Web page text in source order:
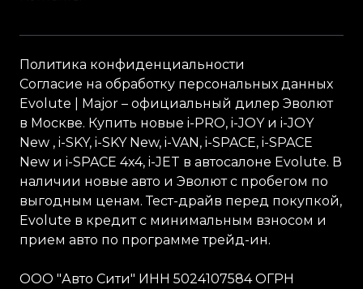
Политика конфиденциальности
Согласие на обработку персональных данных
Evolute | Major – официальный дилер Эволют
в Москве. Купить новые i-PRO, i-JOYи i-JOY
New , i-SKY, i-SKYNew, i-VAN, i-SPACE, i-SPACE
New и i-SPACE 4x4, i-JET в автосалоне Evolute. В
наличии новые авто и Эволют с пробегом по
выгодным ценам. Тест-драйв перед покупкой,
Evolute в кредит с минимальным взносом и
прием авто по программе трейд-ин.
ООО "Авто Сити" ИНН 5024107584 ОГРН